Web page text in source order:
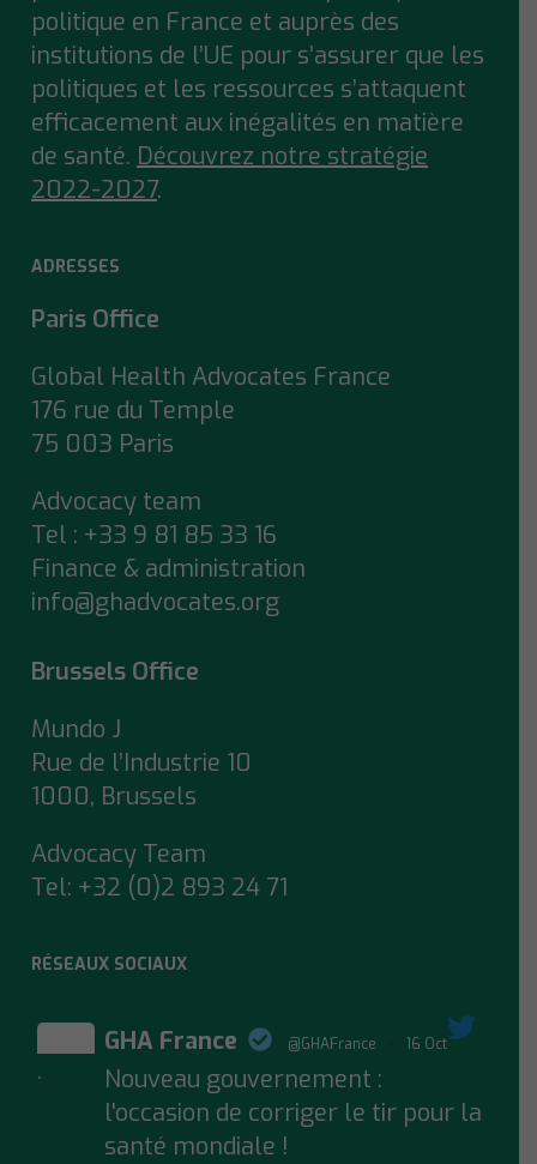
politique en France et auprès des
institutions de l’UE pour s’assurer que les
politiques et les ressources s’attaquent
efficacement aux inégalités en matière
de santé. Découvrez notre stratégie
2022-2027.
ADRESSES
Paris Office
Global Health Advocates France
176 rue du Temple
75 003 Paris
Advocacy team
Tel : +33 9 81 85 33 16
Finance & administration
info@ghadvocates.org
Brussels Office
Mundo J
Rue de l’Industrie 10
1000, Brussels
Advocacy Team
Tel: +32 (0)2 893 24 71
RÉSEAUX SOCIAUX
;
GHA France @GHAFrance · 16 Oct
Nouveau gouvernement :
l'occasion de corriger le tir pour la
santé mondiale !